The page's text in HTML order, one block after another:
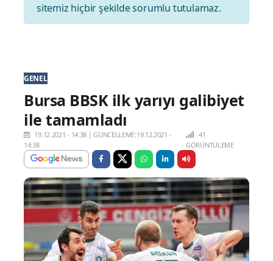
sitemiz hiçbir şekilde sorumlu tutulamaz.
GENEL
Bursa BBSK ilk yarıyı galibiyet
ile tamamladı
19.12.2021 - 14:38 |GÜNCELLEME:19.12.2021 -
14:38
41
GÖRÜNTÜLEME